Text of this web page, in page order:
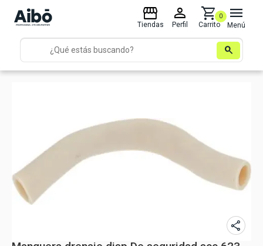
search
storefront
Tiendas
person
Perfil
shopping_cart
Carrito
0 menu
Menú
share